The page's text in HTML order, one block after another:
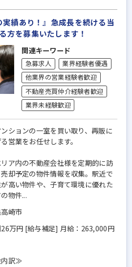
実績あり！』急成長を続ける当
方を募集いたします！
関連キーワード
急募求人
業界経験者優遇
他業界の営業経験者歓迎
不動産売買仲介経験者歓迎
業界未経験歓迎
ションの一室を買い取り、再販に
営業をお任せします。
ア内の不動産会社様を定期的に訪
却予定の物件情報を収集。駅近で
高い物件や、子育て環境に優れた
物件...
崎市
万円 [給与補足] 月給：263,000円
訳≫